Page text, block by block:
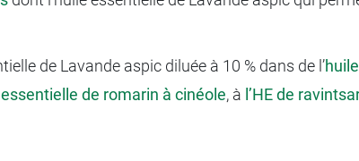
de Lavande aspic diluée à 10 % dans de l’
de romarin à cinéole, à l’HE de